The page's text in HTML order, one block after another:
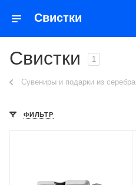
Свистки
Свистки 1
Сувениры и подарки из серебра
ФИЛЬТР